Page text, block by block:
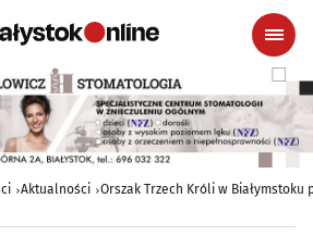
Aktualności Orszak Trzech Króli w Białymstoku